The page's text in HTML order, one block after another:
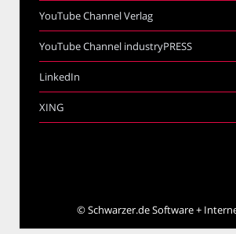
YouTube Channel Verlag
YouTube Channel industryPRESS
LinkedIn
XING
©Schwarzer.de Software +